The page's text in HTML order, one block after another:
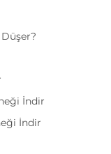
İndir
İndir